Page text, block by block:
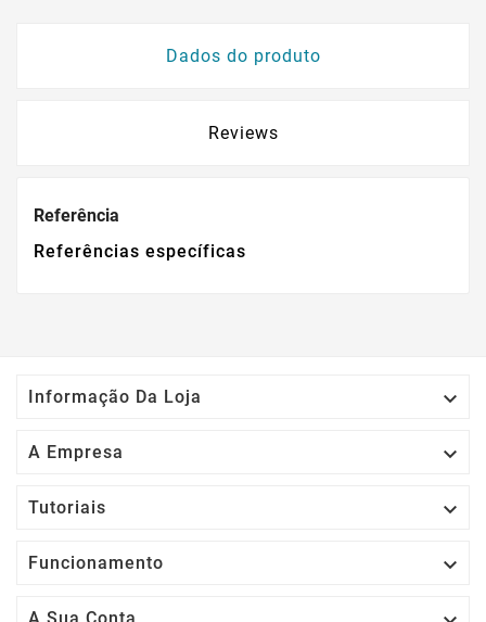
Dados do produto
Reviews
Referência
Referências específicas
Informação Da Loja 
A Empresa 
Tutoriais 
Funcionamento 